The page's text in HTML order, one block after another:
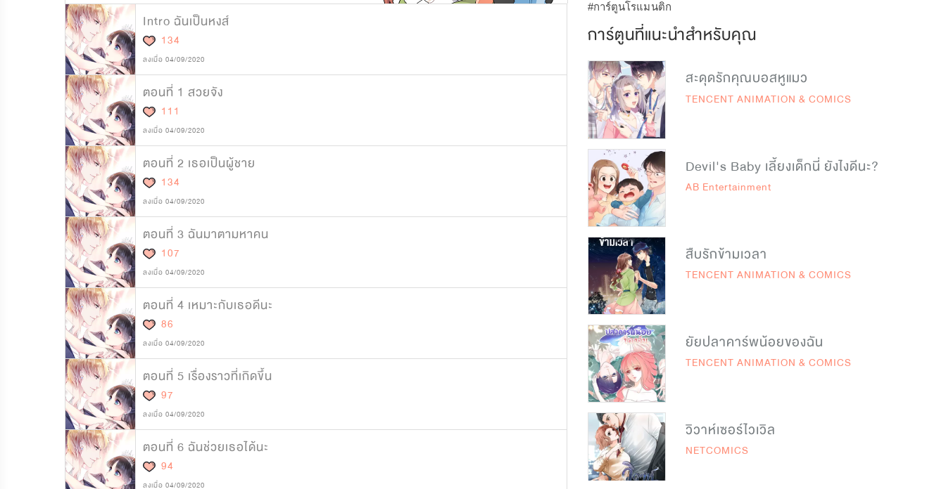
Intro ฉันเป็นหงส์
134
ลงเมื่อ 04/09/2020
ตอนที่ 1 สวยจัง
111
ลงเมื่อ 04/09/2020
ตอนที่ 2 เธอเป็นผู้ชาย
134
ลงเมื่อ 04/09/2020
ตอนที่ 3 ฉันมาตามหาคน
107
ลงเมื่อ 04/09/2020
ตอนที่ 4 เหมาะกับเธอดีนะ
86
ลงเมื่อ 04/09/2020
ตอนที่ 5 เรื่องราวที่เกิดขึ้น
97
ลงเมื่อ 04/09/2020
ตอนที่ 6 ฉันช่วยเธอได้นะ
94
ลงเมื่อ 04/09/2020
#การ์ตูนโรแมนติก
การ์ตูนที่แนะนำสำหรับคุณ
สะดุดรักคุณบอสหูแมว
TENCENT ANIMATION & COMICS
Devil's Baby เลี้ยงเด็กนี่ ยังไงดีนะ?
AB Entertainment
สืบรักข้ามเวลา
TENCENT ANIMATION & COMICS
ยัยปลาคาร์พน้อยของฉัน
TENCENT ANIMATION & COMICS
วิวาห์เซอร์ไวเวิล
NETCOMICS